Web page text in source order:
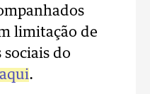
limitação de
do
.